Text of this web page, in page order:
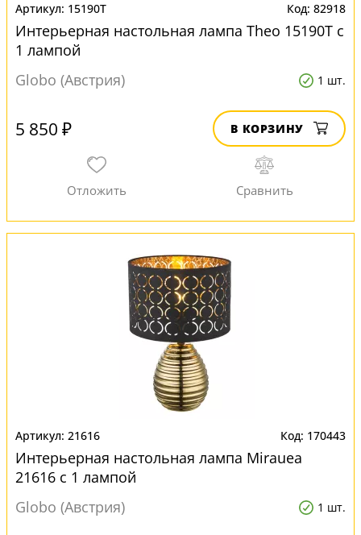
15190T 82918
Интерьерная настольная лампа Theo 15190T с
1 лампой
Globo (Австрия)
1 шт.
5 850 ₽ В КОРЗИНУ
21616 170443
Интерьерная настольная лампа Mirauea
21616 с 1 лампой
Globo (Австрия)
1 шт.